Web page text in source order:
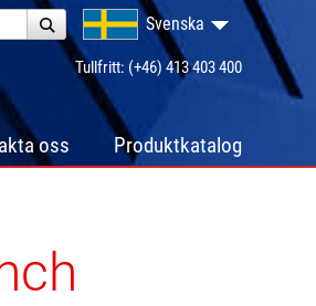
Svenska
Tullfritt: (+46) 413 403 400
oss Produktkatalog